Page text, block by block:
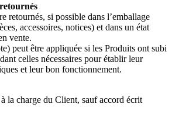
retournés, si possible dans l’emballage
accessoires, notices) et dans un état
vente.
peut être appliquée si les Produits ont subi
celles nécessaires pour établir leur
et leur bon fonctionnement.
la charge du Client, sauf accord écrit